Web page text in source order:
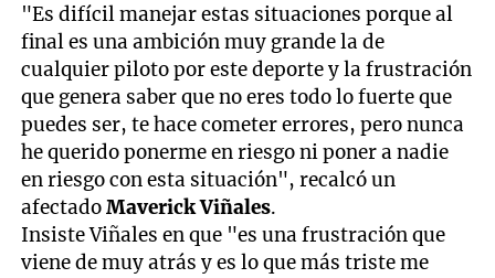
"Es difícil manejar estas situaciones porque al
final es una ambición muy grande la de
cualquier piloto por este deporte y la frustración
que genera saber que no eres todo lo fuerte que
puedes ser, te hace cometer errores, pero nunca
he querido ponerme en riesgo ni poner a nadie
en riesgo con esta situación", recalcó un
afectadoMaverick Viñales.
Insiste Viñales en que "es una frustración que
viene de muy atrás y es lo que más triste me